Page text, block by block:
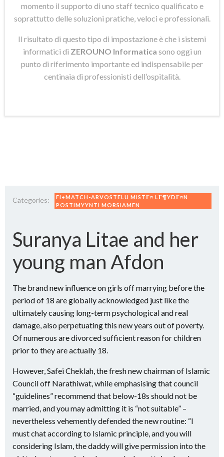
momento il supporto di uno staff tecnico qualificato e
soprattutto delle soluzioni pratiche, veloci e professionali.
Il risultato di questo tipo di impostazione è che i sistemi
informatici di ZEROUNO Informatica sono oggi un
punto di riferimento importante ed indispensabile per
centinaia di professionisti dell’ospitalità.
Categories:
FI+MATCH-ARVOSTELU MISTГ¤ LГ¶YDГ¤N
POSTIMYYNTI MORSIAMEN
Suranya Litae and her
young man Afdon
The brand new influence on girls off marrying before the
period of 18 are globally acknowledged just like the
ultimately causing long-term psychological and real
damage, also perpetuating this new years out of poverty.
Of numerous are divorced sufficient reason for children
prior to they are actually 18.
However, Safei Cheklah, the fresh new chairman of Islamic
Council off Narathiwat, while emphasising that council
“guidelines” recommend that below-18s should not be
married, and you may admitting it is “not suitable” –
nevertheless vehemently defended the new routine: “I
must chat according to Islamic principle, and you will
considering Islam, the daddy will give permission into the